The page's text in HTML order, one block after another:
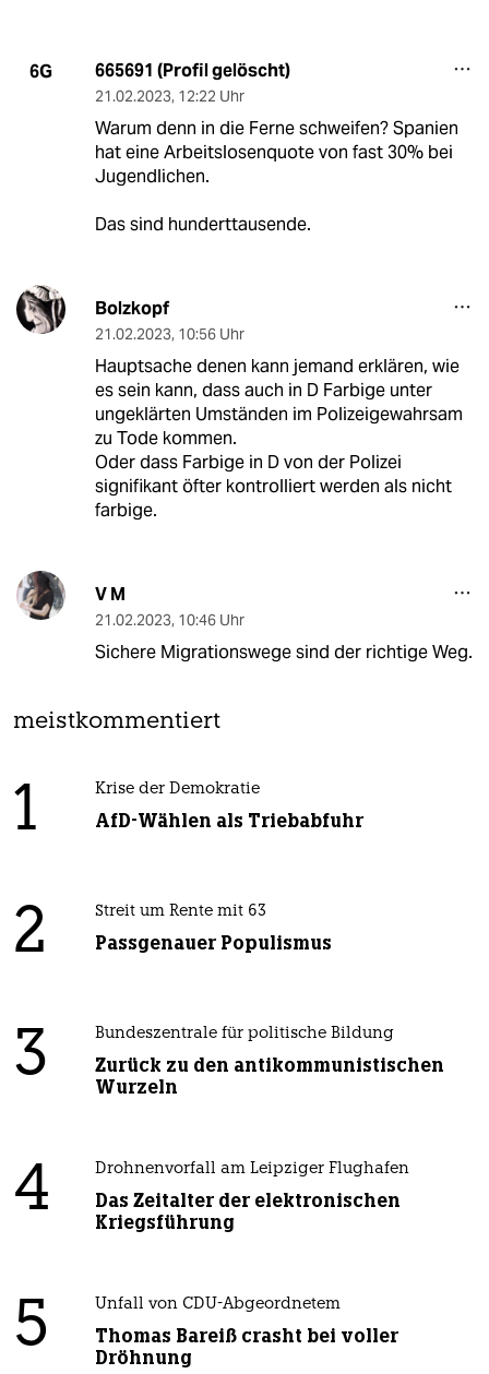
6G 665691 (Profil gelöscht)
21.02.2023, 12:22 Uhr
Warum denn in die Ferne schweifen? Spanien
hat eine Arbeitslosenquote von fast 30% bei
Jugendlichen.
Das sind hunderttausende.
Bolzkopf
21.02.2023, 10:56 Uhr
Hauptsache denen kann jemand erklären, wie
es sein kann, dass auch in D Farbige unter
ungeklärten Umständen im Polizeigewahrsam
zu Tode kommen.
Oder dass Farbige in D von der Polizei
signifikant öfter kontrolliert werden als nicht
farbige.
V M
21.02.2023, 10:46 Uhr
Sichere Migrationswege sind der richtige Weg.
meistkommentiert
1 Krise der Demokratie
AfD-Wählen als Triebabfuhr
2 Streit um Rente mit 63
Passgenauer Populismus
3 Bundeszentrale für politische Bildung
Zurück zu den antikommunistischen
Wurzeln
4 Drohnenvorfall am Leipziger Flughafen
Das Zeitalter der elektronischen
Kriegsführung
5 Unfall von CDU-Abgeordnetem
Thomas Bareiß crasht bei voller
Dröhnung